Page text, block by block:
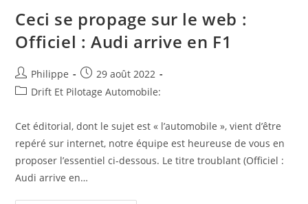
Ceci se propage sur le web :
Officiel : Audi arrive en F1
Auteur/autrice
de
Philippe
Post
published:
29 août 2022
PostDrift Et Pilotage Automobile:
Cet éditorial, dont le sujet est « l’automobile », vient d’être
repéré sur internet, notre équipe est heureuse de vous en
proposer l’essentiel ci-dessous. Le titre troublant (Officiel :
Audi arrive en…